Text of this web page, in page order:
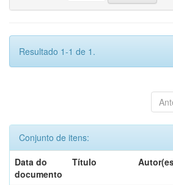
Resultado 1-1 de 1.
Conjunto de itens:
Data do
documento
Título